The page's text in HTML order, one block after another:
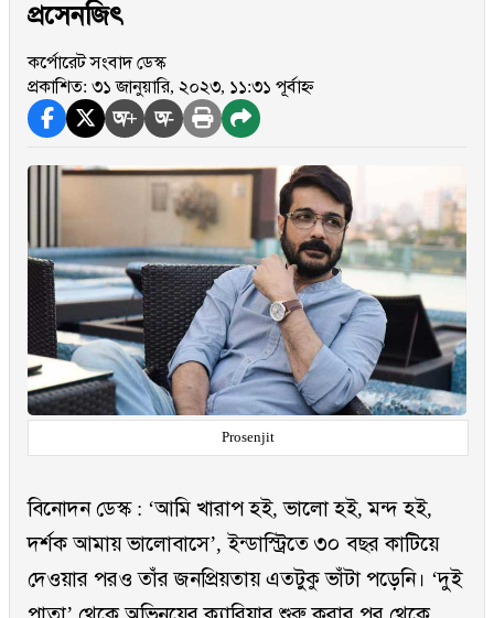
প্রসেনজিৎ
কর্পোরেট সংবাদ ডেস্ক
প্রকাশিত: ৩১ জানুয়ারি, ২০২৩, ১১:৩১ পূর্বাহ্ন
অ+ অ-
Prosenjit
বিনোদন ডেস্ক : ‘আমি খারাপ হই, ভালো হই, মন্দ হই,
দর্শক আমায় ভালোবাসে’, ইন্ডাস্ট্রিতে ৩০ বছর কাটিয়ে
দেওয়ার পরও তাঁর জনপ্রিয়তায় এতটুকু ভাঁটা পড়েনি। ‘দুই